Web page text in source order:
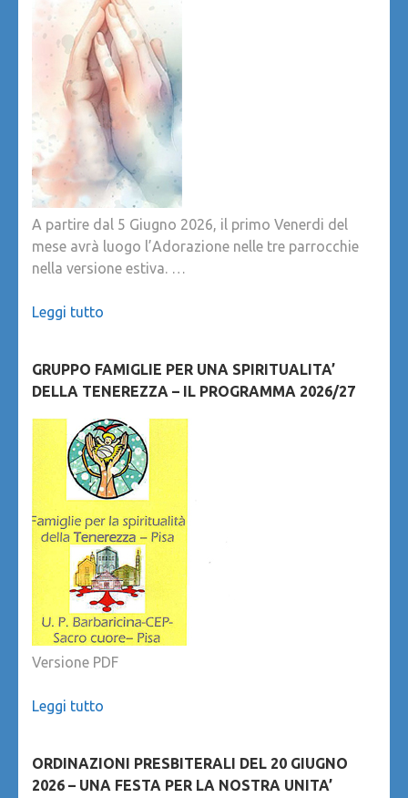
A partire dal 5 Giugno 2026, il primo Venerdi del
mese avrà luogo l’Adorazione nelle tre parrocchie
nella versione estiva. …
Leggi tutto
GRUPPO FAMIGLIE PER UNA SPIRITUALITA’
DELLA TENEREZZA – IL PROGRAMMA 2026/27
Versione PDF
Leggi tutto
ORDINAZIONI PRESBITERALI DEL 20 GIUGNO
2026 – UNA FESTA PER LA NOSTRA UNITA’